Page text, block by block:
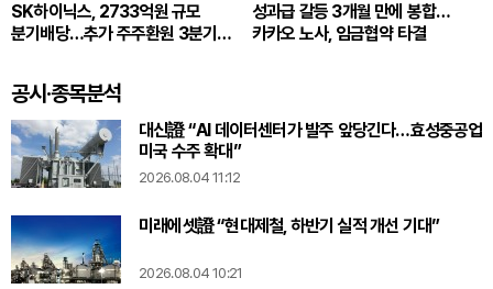
SK하이닉스, 2733억원 규모
분기배당…추가 주주환원 3분기
성과급 갈등 3개월 만에 봉합…
카카오 노사, 임금협약 타결
공시·종목분석
대신證 “AI 데이터센터가 발주 앞당긴다…효성중공업
미국 수주 확대”
2026.08.04 11:12
미래에셋證 “현대제철, 하반기 실적 개선 기대”
2026.08.04 10:21